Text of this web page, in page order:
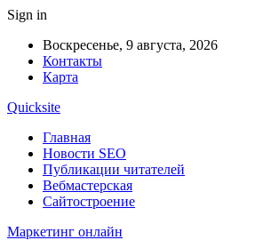
Sign in
Воскресенье, 9 августа, 2026
Контакты
Карта
Quicksite
Главная
Новости SEO
Публикации читателей
Вебмастерская
Сайтостроение
Маркетинг онлайн